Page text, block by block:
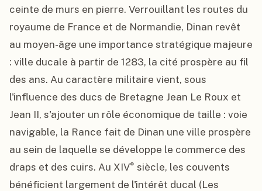
ceinte de murs en pierre. Verrouillant les routes du
royaume de France et de Normandie, Dinan revêt
au moyen-âge une importance stratégique majeure
: ville ducale à partir de 1283, la cité prospère au fil
des ans. Au caractère militaire vient, sous
l'influence des ducs de Bretagne Jean Le Roux et
Jean II, s'ajouter un rôle économique de taille : voie
navigable, la Rance fait de Dinan une ville prospère
au sein de laquelle se développe le commerce des
draps et des cuirs. Au XIV° siècle, les couvents
bénéficient largement de l'intérêt ducal (Les